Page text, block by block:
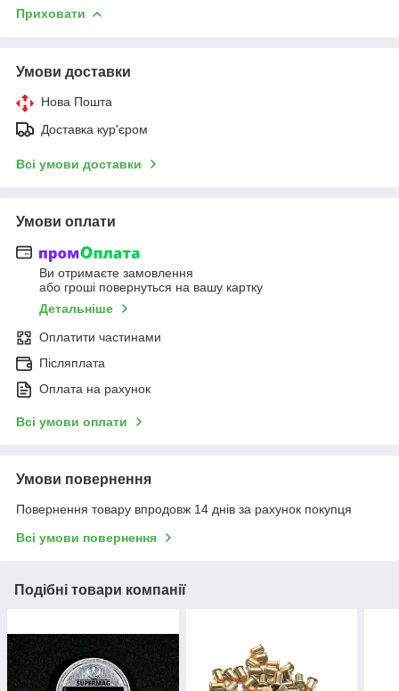
Приховати
Умови доставки
Нова Пошта
Доставка кур'єром
Всі умови доставки
Умови оплати
Ви отримаєте замовлення
або гроші повернуться на вашу картку
Детальніше
Оплатити частинами
Післяплата
Оплата на рахунок
Всі умови оплати
Умови повернення
Повернення товару впродовж 14 днів за рахунок покупця
Всі умови повернення
Подібні товари компанії